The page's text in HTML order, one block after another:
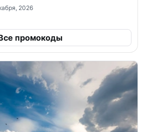
2026
промокоды